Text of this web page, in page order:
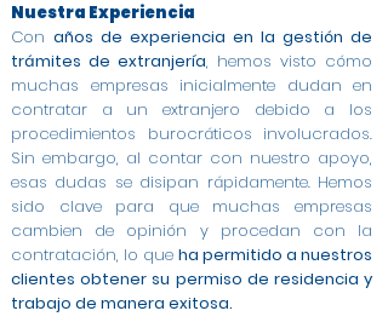
Nuestra Experiencia
Con años de experiencia en la gestión de
trámites de extranjería, hemos visto cómo
muchas empresas inicialmente dudan en
contratar a un extranjero debido a los
procedimientos burocráticos involucrados.
Sin embargo, al contar con nuestro apoyo,
esas dudas se disipan rápidamente. Hemos
sido clave para que muchas empresas
cambien de opinión y procedan con la
contratación, lo que ha permitido a nuestros
clientes obtener su permiso de residencia y
trabajo de manera exitosa.